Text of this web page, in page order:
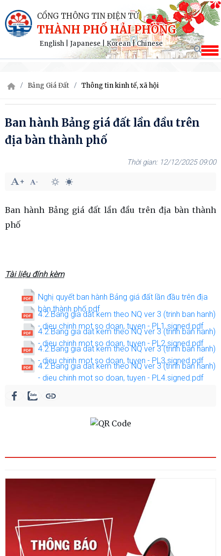
CỔNG THÔNG TIN ĐIỆN TỬ
THÀNH PHỐ HẢI PHÒNG
English Japanese|Korean|Chinese
Bảng Giá Đất Thông tin kinh tế, xã hội
Ban hành Bảng giá đất lần đầu trên
địa bàn thành phố
12/12/2025 09:00
Ban hành Bảng giá đất lần đầu trên địa bàn thành
phố
Tài liệu đính kèm
Nghị quyết ban hành Bảng giá đất lần đầu trên địa
bàn thành phố.pdf
4.2.Bang gia dat kem theo NQ ver 3 (trinh ban hanh)
- dieu chinh mot so doan, tuyen - PL1.signed.pdf
4.2.Bang gia dat kem theo NQ ver 3 (trinh ban hanh)
- dieu chinh mot so doan, tuyen - PL2.signed.pdf
4.2.Bang gia dat kem theo NQ ver 3 (trinh ban hanh)
- dieu chinh mot so doan, tuyen - PL3.signed.pdf
4.2.Bang gia dat kem theo NQ ver 3 (trinh ban hanh)
- dieu chinh mot so doan, tuyen - PL4.signed.pdf